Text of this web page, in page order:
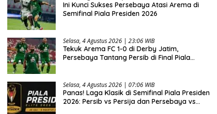
Ini Kunci Sukses Persebaya Atasi Arema di
Semifinal Piala Presiden 2026
Selasa, 4 Agustus 2026 | 23:06 WIB
Tekuk Arema FC 1-0 di Derby Jatim,
Persebaya Tantang Persib di Final Piala
Selasa, 4 Agustus 2026 | 07:06 WIB
Panas! Laga Klasik di Semifinal Piala Presiden
2026: Persib vs Persija dan Persebaya vs